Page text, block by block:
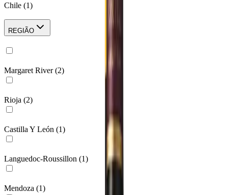
Chile (1)
REGIÃO
Margaret River(2)
Rioja (2)
Castilla Y León (1)
Languedoc-Roussillon (1)
Mendoza (1)